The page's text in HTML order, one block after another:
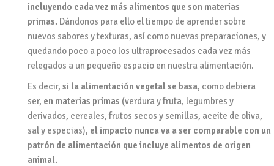
incluyendo cada vez más alimentos que son materias
primas.Dándonos para ello el tiempo de aprender sobre
nuevos sabores y texturas, así como nuevas preparaciones, y
quedando poco a poco los ultraprocesados cada vez más
relegados a un pequeño espacio en nuestra alimentación.
Es decir, si la alimentación vegetal se basa, como debiera
ser, en materias primas (verdura y fruta, legumbres y
derivados, cereales, frutos secos y semillas, aceite de oliva,
sal y especias), el impacto nunca va a ser comparable con un
patrón de alimentación que incluye alimentos de origen
animal.